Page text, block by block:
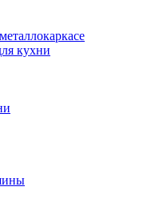
кухни